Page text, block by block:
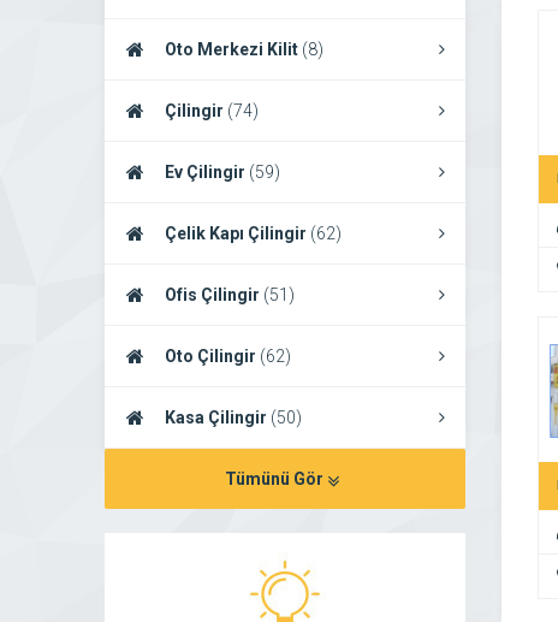
Oto Merkezi Kilit (8)
Çilingir (74)
Ev Çilingir (59)
Çelik Kapı Çilingir (62)
Ofis Çilingir (51)
Oto Çilingir (62)
Kasa Çilingir (50)
Tümünü Gör